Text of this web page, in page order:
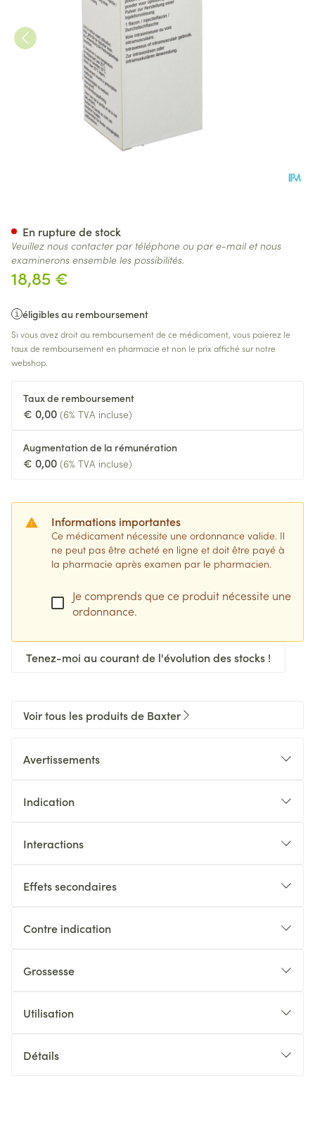
18,85 €
éligibles au remboursement
Si vous avez droit au remboursement de ce médicament, vous paierez le
taux de remboursement en pharmacie et non le prix affiché sur notre
webshop.
Taux de remboursement
€ 0,00 (6% TVA incluse)
Augmentation de la rémunération
€ 0,00 (6% TVA incluse)
Informations importantes
Ce médicament nécessite une ordonnance valide. Il
ne peut pas être acheté en ligne et doit être payé à
la pharmacie après examen par le pharmacien.
Je comprends que ce produit nécessite une
ordonnance.
Tenez-moi au courant de l'évolution des stocks !
En rupture de stock
Veuillez nous contacter par téléphone ou par e-mail et nous
examinerons ensemble les possibilités.
Voir tous les produits de Baxter
Avertissements
Indication
Interactions
Effets secondaires
Contre indication
Grossesse
Utilisation
Détails